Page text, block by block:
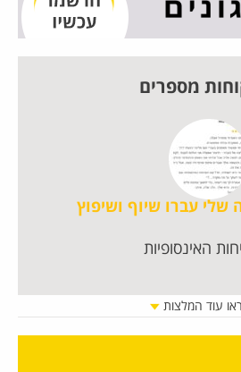
מספרים
עברו שיוף ושיפוץ
האינסופיות
עוד המלצות